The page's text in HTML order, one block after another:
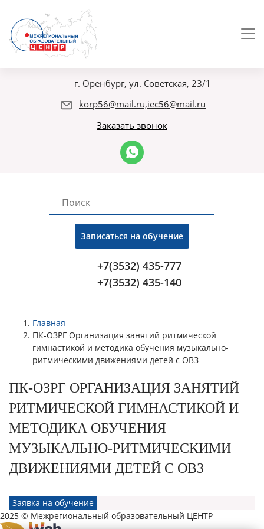
г. Оренбург, ул. Советская, 23/1
korp56@mail.ru,iec56@mail.ru
Заказать звонок
Записаться на обучение
+7(3532) 435-777
+7(3532) 435-140
Главная
ПК-ОЗРГ Организация занятий ритмической
гимнастикой и методика обучения музыкально-
ритмическими движениями детей с ОВЗ
ПК-ОЗРГ ОРГАНИЗАЦИЯ ЗАНЯТИЙ
РИТМИЧЕСКОЙ ГИМНАСТИКОЙ И
МЕТОДИКА ОБУЧЕНИЯ
МУЗЫКАЛЬНО-РИТМИЧЕСКИМИ
ДВИЖЕНИЯМИ ДЕТЕЙ С ОВЗ
Заявка на обучение
2025 © Межрегиональный образовательный ЦЕНТР